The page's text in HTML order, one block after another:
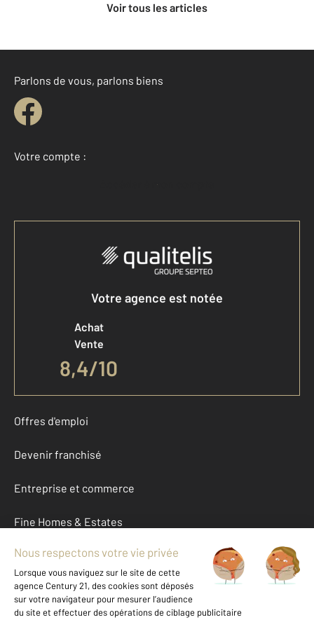
Voir tous les articles
Parlons de vous, parlons biens
Votre compte :
Accéder à mon compte
Votre agence est notée
Achat
Vente
8,4/10
Offres d'emploi
Devenir franchisé
Entreprise et commerce
Fine Homes & Estates
À propos
International